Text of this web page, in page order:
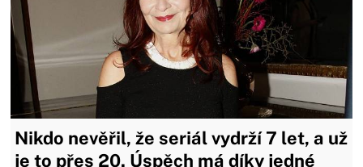
Nikdo nevěřil, že seriál vydrží 7 let, a už
je to přes 20. Úspěch má díky jedné